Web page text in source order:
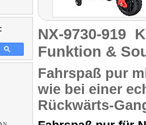
NX-9730-919
Funktion &
Fahrspaß pur
wie bei einer
Rückwärts-